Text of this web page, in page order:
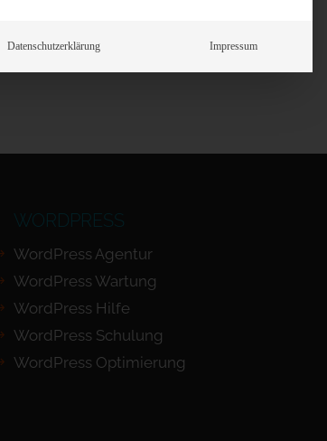
WORDPRESS
WordPress Agentur
WordPress Wartung
WordPress Hilfe
WordPress Schulung
WordPress Optimierung
Datenschutzerklärung Impressum